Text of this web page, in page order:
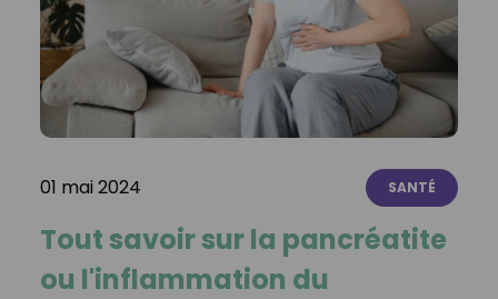
01 mai 2024 SANTÉ
Tout savoir sur la pancréatite
ou l'inflammation du